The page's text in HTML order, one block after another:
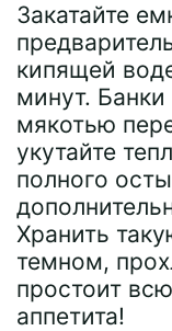
Закатайте
кипящей
минут. Банки
мякотью
укутайте
полного
Хранить
темном,
простоит
аппетита!